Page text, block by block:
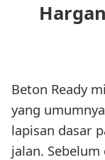
Beton Ready
yang
lapisan dasar
jalan.